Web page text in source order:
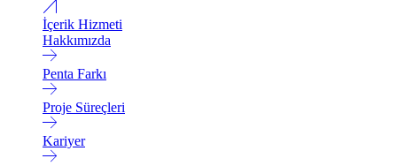
İçerik Hizmeti
Hakkımızda
Penta Farkı
Proje Süreçleri
Kariyer